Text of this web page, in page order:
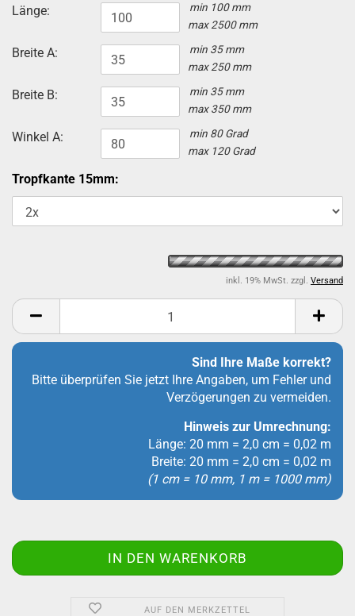
Länge:
min 100 mm
max 2500 mm
Breite A:
min 35 mm
max 250 mm
Breite B:
min 35 mm
max 350 mm
Winkel A:
min 80 Grad
max 120 Grad
Tropfkante 15mm:
inkl. 19% MwSt. zzgl. Versand
Sind Ihre Maße korrekt?
Bitte überprüfen Sie jetzt Ihre Angaben, um Fehler und
Verzögerungen zu vermeiden.
Hinweis zur Umrechnung:
Länge: 20 mm = 2,0 cm = 0,02 m
Breite: 20 mm = 2,0 cm = 0,02 m
(1 cm = 10 mm, 1 m = 1000 mm)
AUF DEN MERKZETTEL